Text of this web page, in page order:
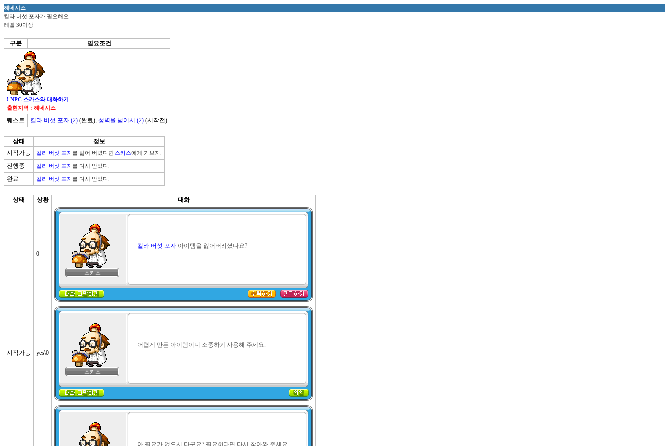
헤네시스
킬라 버섯 포자가 필요해요
레벨 30이상
구분 필요조건
! NPC 스카스와 대화하기
출현지역 : 헤네시스
퀘스트 킬라 버섯 포자 (2) (완료), 성벽을 넘어서 (2) (시작전)
상태
정보
시작가능
킬라 버섯 포자를 잃어 버렸다면 스카스에게 가보자.
진행중 킬라 버섯 포자를 다시 받았다.
완료 킬라 버섯 포자를 다시 받았다.
상태 상황 대화
시작가능
0
스카스
킬라 버섯 포자 아이템을 잃어버리셨나요?
yes\0
스카스
어렵게 만든 아이템이니 소중하게 사용해 주세요.
아 필요가 없으시 다구요? 필요하다면 다시 찾아와 주세요.